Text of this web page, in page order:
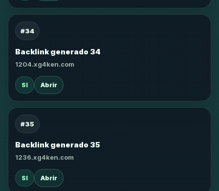
#34
Backlink generado 34
1204.xg4ken.com
SI Abrir
#35
Backlink generado 35
1236.xg4ken.com
SI Abrir